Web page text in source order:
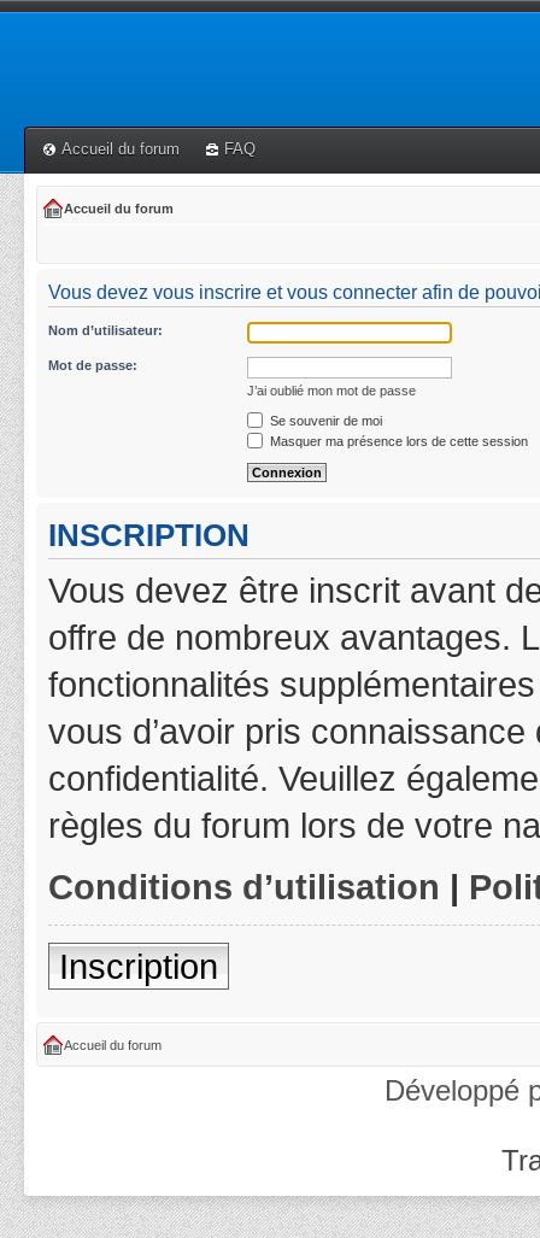
Accueil du forum FAQ
Accueil du forum
Vous devez vous inscrire et vous connecter afin de
Nom d’utilisateur:
Mot de passe:
J’ai oublié mon mot de passe
Se souvenir de moi
Masquer ma présence lors de cette session
INSCRIPTION
Vous devez être inscrit avant
offre de nombreux avantages.
fonctionnalités
vous d’avoir pris
confidentialité. Veuillez
règles du forum lors de votre
Conditions d’utilisation |
Inscription
Accueil du forum
Développé